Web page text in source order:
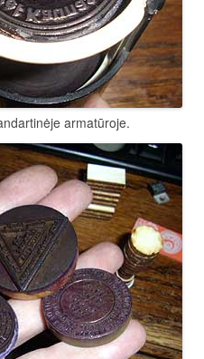
armatūroje.